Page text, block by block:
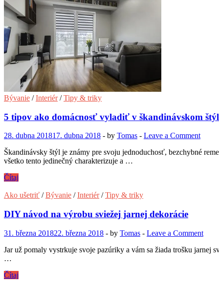
Bývanie /Interiér/Tipy & triky
5 tipov ako domácnosť vyladiť v škandinávskom
28. dubna 201817. dubna 2018 - by Tomas - Leave a Comment
Škandinávsky štýl je známy pre svoju jednoduchosť, bezchybné
všetko tento jedinečný charakterizuje a …
5
ako
vyladiť
v
škandinávskom
štýle
Čítaj
Ako ušetriť /Bývanie /Interiér/Tipy & triky
DIY návod na výrobu sviežej jarnej dekorácie
31. března 201822. března 2018 - by Tomas - Leave a Comment
Jar už pomaly vystrkuje svoje pazúriky a vám sa žiada trošku
…
DIY
Čítaj